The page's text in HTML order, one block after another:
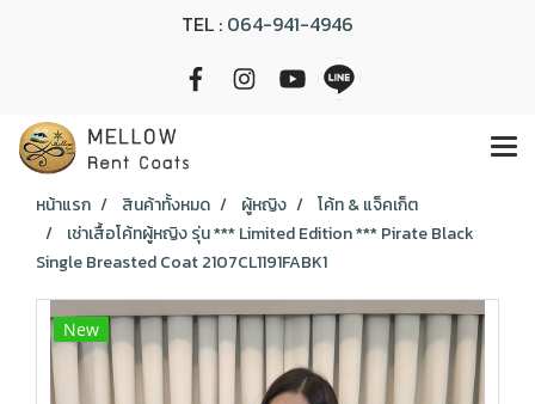
TEL : 064-941-4946
หน้าแรก สินค้าทั้งหมด ผู้หญิง
โค้ท & แจ็คเก็ต
เช่าเสื้อโค้ทผู้หญิง รุ่น *** Limited Edition *** Pirate Black
Single Breasted Coat 2107CL1191FABK1
New